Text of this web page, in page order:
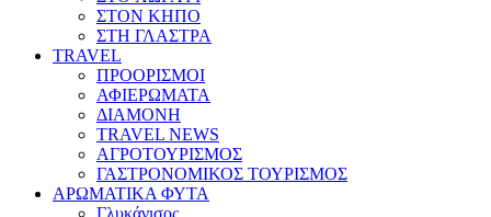
ΣΤΟΝ ΚΗΠΟ
ΣΤΗ ΓΛΑΣΤΡΑ
TRAVEL
ΠΡΟΟΡΙΣΜΟΙ
ΑΦΙΕΡΩΜΑΤΑ
ΔΙΑΜΟΝΗ
TRAVEL NEWS
ΑΓΡΟΤΟΥΡΙΣΜΟΣ
ΓΑΣΤΡΟΝΟΜΙΚΟΣ ΤΟΥΡΙΣΜΟΣ
ΑΡΩΜΑΤΙΚΑ ΦΥΤΑ
Γλυκάνισος